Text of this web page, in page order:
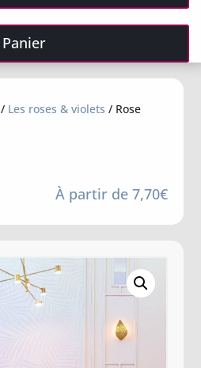
Panier
/ Les roses & violets / Rose
À partir de 7,70€